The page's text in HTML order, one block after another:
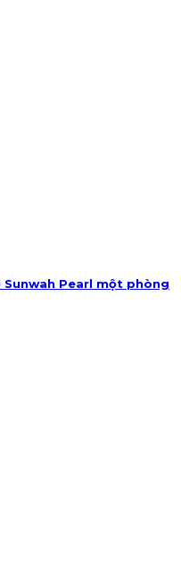
Sunwah Pearl một phòng